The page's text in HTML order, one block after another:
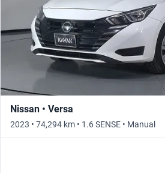
Nissan • Versa
2023 • 74,294 km • 1.6 SENSE • Manual